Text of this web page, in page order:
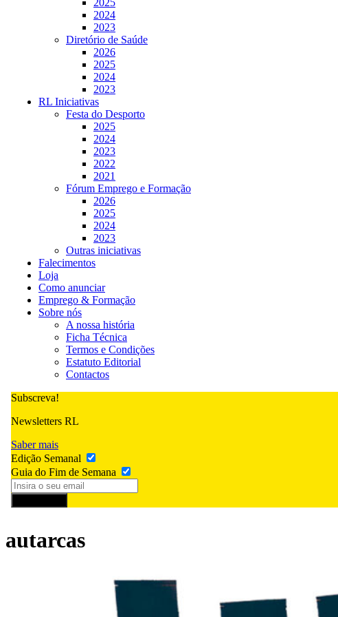
2024
2023
Diretório de Saúde
2026
2025
2024
2023
RL Iniciativas
Festa do Desporto
2025
2024
2023
2022
2021
Fórum Emprego e Formação
2026
2025
2024
2023
Outras iniciativas
Falecimentos
Loja
Como anunciar
Emprego & Formação
Sobre nós
A nossa história
Ficha Técnica
Termos e Condições
Estatuto Editorial
Contactos
Subscreva!
Newsletters RL
Saber mais
Edição Semanal
Guia do Fim de Semana
autarcas